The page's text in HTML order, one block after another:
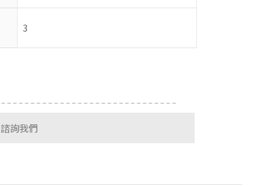
3
諮詢我們